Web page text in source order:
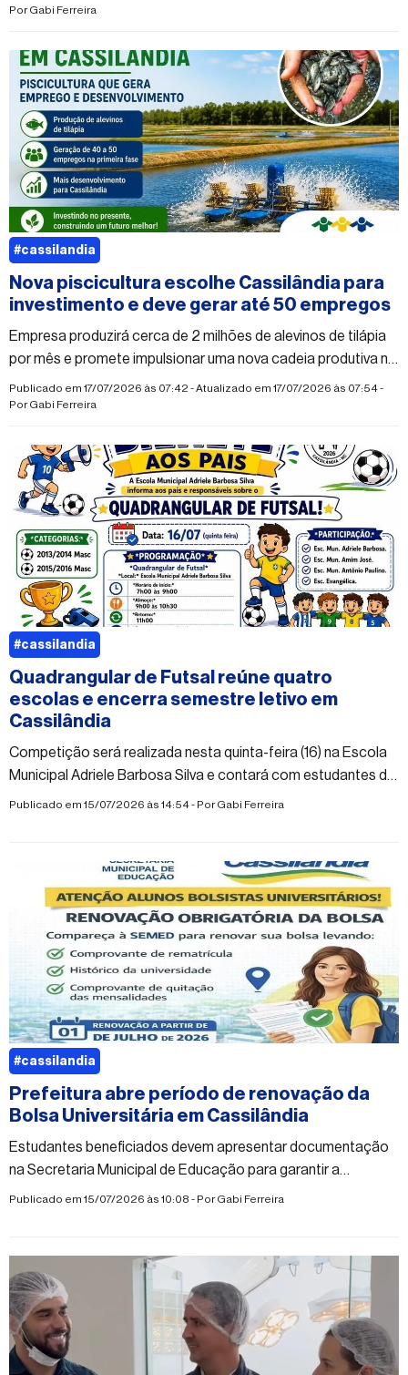
PorGabi Ferreira
Nova piscicultura escolhe Cassilândia para
investimento e deve gerar até 50 empregos
Empresa produzirá cerca de 2 milhões de alevinos de tilápia
por mês e promete impulsionar uma nova cadeia produtiva no
município
Publicado em 17/07/2026 às 07:42 - Atualizado em 17/07/2026 às 07:54 -
PorGabi Ferreira
#cassilandia
Quadrangular de Futsal reúne quatro
escolas e encerra semestre letivo em
Cassilândia
Competição será realizada nesta quinta-feira (16) na Escola
Municipal Adriele Barbosa Silva e contará com estudantes de
quatro unidades de ensino
Publicado em 15/07/2026 às 14:54 - PorGabi Ferreira
#cassilandia
Prefeitura abre período de renovação da
Bolsa Universitária em Cassilândia
Estudantes beneficiados devem apresentar documentação
na Secretaria Municipal de Educação para garantir a
continuidade do auxílio
Publicado em 15/07/2026 às 10:08 - PorGabi Ferreira
#cassilandia